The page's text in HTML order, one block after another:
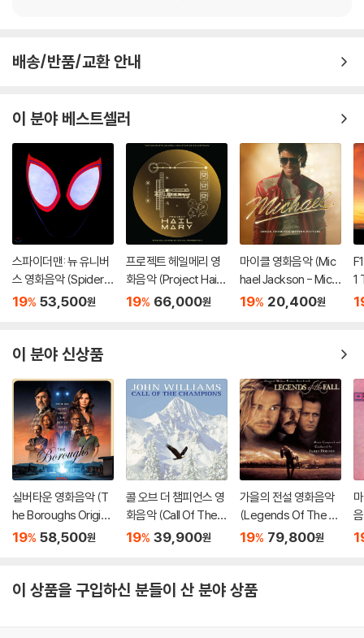
배송/반품/교환 안내
이 분야 베스트셀러
스파이더맨: 뉴 유니버
스 영화음악 (Spider-
Man: Into The Spide
19% 53,500원
프로젝트 헤일메리 영
화음악 (Project Hail
Mary - Original Soun
19% 66,000원
마이클 영화음악 (Mic
hael Jackson - Mich
ael OST: Songs Fro
19% 20,400원
1
[
이 분야 신상품
실버타운 영화음악 (T
he Boroughs Origina
l Score From the Ne
19% 58,500원
콜 오브 더 챔피언스 영
화음악 (Call Of The C
hampions OST) [옥
19% 39,900원
가을의 전설 영화음악
(Legends Of The Fa
ll Original Motion Pict
[레드 컬러 2LP]
19% 79,800원
이 상품을 구입하신 분들이 산 분야 상품